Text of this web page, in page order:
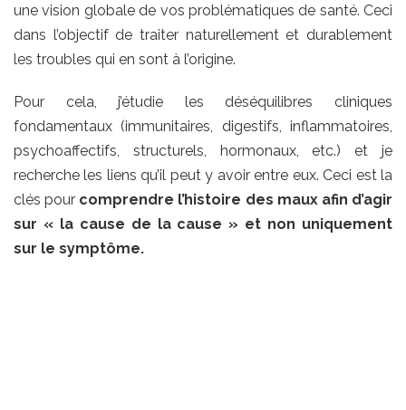
une vision globale de vos problématiques de santé. Ceci
dans l’objectif de traiter naturellement et durablement
les troubles qui en sont à l’origine.
Pour cela, j’étudie les déséquilibres cliniques
fondamentaux (immunitaires, digestifs, inflammatoires,
psychoaffectifs, structurels, hormonaux, etc.) et je
recherche les liens qu’il peut y avoir entre eux. Ceci est la
clés pour comprendre l’histoire des maux afin d’agir
sur « la cause de la cause » et non uniquement
sur le symptôme.